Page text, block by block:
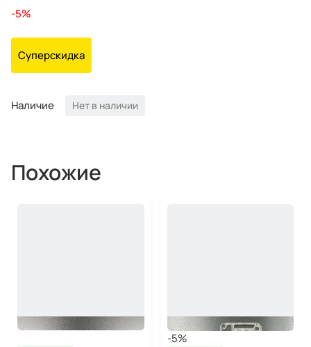
Материал: Цинковый
Производитель: Omax
-5%
Суперскидка
Наличие Нет в наличии
Похожие
-5%